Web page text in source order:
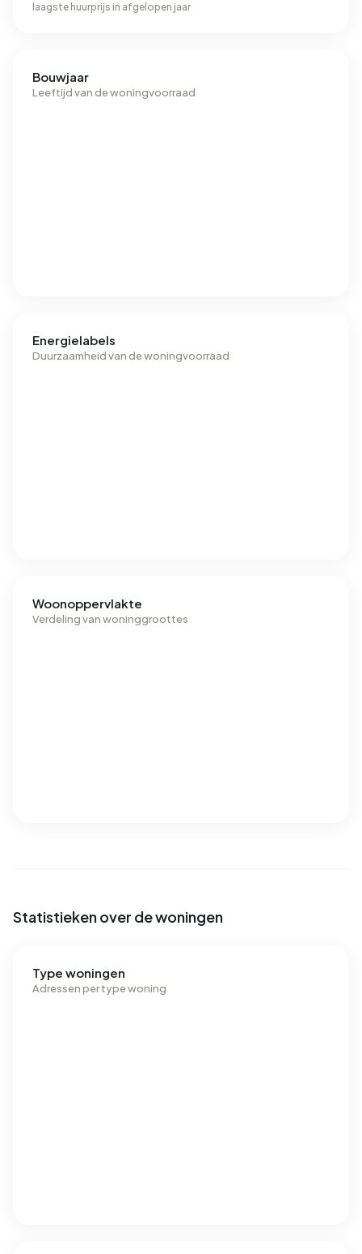
laagste huurprijs in afgelopen jaar
Bouwjaar
Leeftijd van de woningvoorraad
Energielabels
Duurzaamheid van de woningvoorraad
Woonoppervlakte
Verdeling van woninggroottes
Statistieken over de woningen
Type woningen
Adressen per type woning